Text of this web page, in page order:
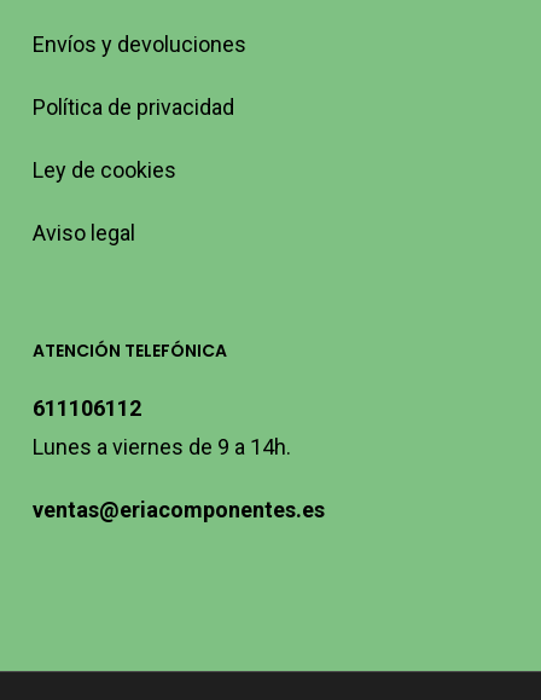
Envíos y devoluciones
Política de privacidad
Ley de cookies
Aviso legal
ATENCIÓN TELEFÓNICA
611106112
Lunes a viernes de 9 a 14h.
ventas@eriacomponentes.es